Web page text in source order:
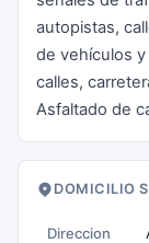
autopistas,
de vehículos
calles,
Asfaltado de
DOMICILIO
Direccion